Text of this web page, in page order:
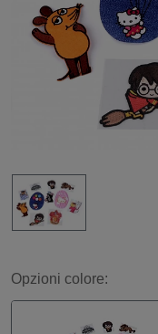
Opzioni colore: